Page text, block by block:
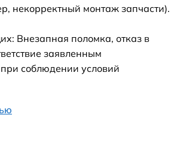
некорректный монтаж запчасти).
Внезапная поломка, отказ в
заявленным
соблюдении условий